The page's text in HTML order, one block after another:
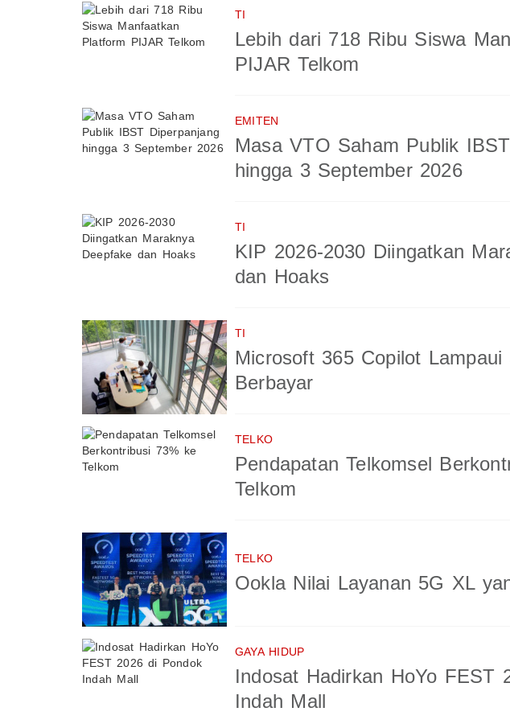
TI
Lebih dari 718 Ribu Siswa
PIJAR Telkom
EMITEN
Masa VTO Saham Publik
hingga 3 September 2026
TI
KIP 2026-2030 Diingatkan
dan Hoaks
TI
Microsoft 365 Copilot
Berbayar
TELKO
Pendapatan Telkomsel
Telkom
TELKO
Ookla Nilai Layanan 5G XL
GAYA HIDUP
Indosat Hadirkan HoYo FEST
Indah Mall